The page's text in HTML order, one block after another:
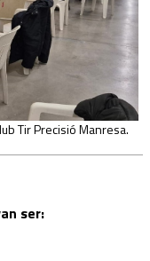
Tir Precisió Manresa.
ser: